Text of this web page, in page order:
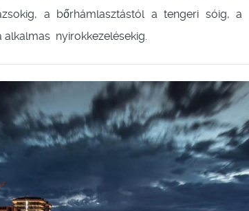
a bőrhámlasztástól a tengeri sóig, a
nyirokkezelésekig.